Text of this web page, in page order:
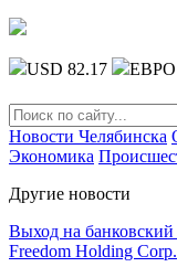
USD 82.17 ЕВРО
Новости Челябинска
Экономика
Другие новости
Выход на
Freedom Holding Corp.